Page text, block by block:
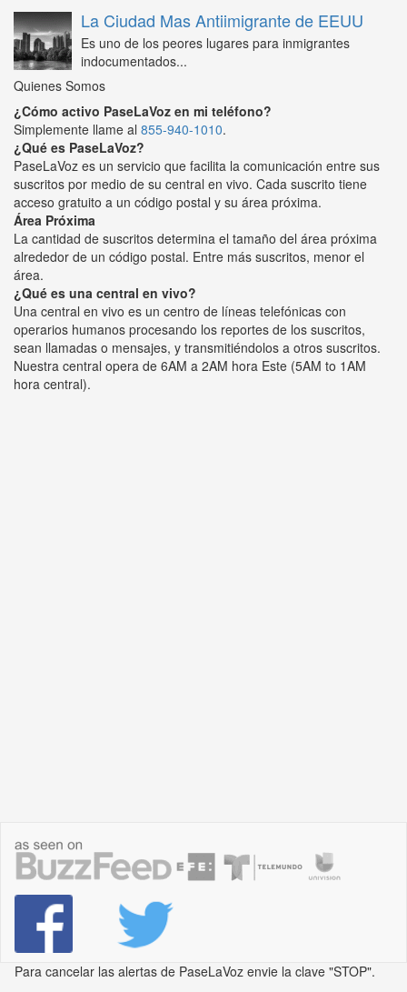
La Ciudad Mas Antiimigrante de EEUU
Es uno de los peores lugares para inmigrantes
indocumentados...
Quienes Somos
¿Cómo activo PaseLaVoz en mi teléfono?
Simplemente llame al 855-940-1010.
¿Qué es PaseLaVoz?
PaseLaVoz es un servicio que facilita la comunicación entre sus
suscritos por medio de su central en vivo. Cada suscrito tiene
acceso gratuito a un código postal y su área próxima.
Área Próxima
La cantidad de suscritos determina el tamaño del área próxima
alrededor de un código postal. Entre más suscritos, menor el
área.
¿Qué es una central en vivo?
Una central en vivo es un centro de líneas telefónicas con
operarios humanos procesando los reportes de los suscritos,
sean llamadas o mensajes, y transmitiéndolos a otros suscritos.
Nuestra central opera de 6AM a 2AM hora Este (5AM to 1AM
hora central).
Para cancelar las alertas de PaseLaVoz envie la clave "STOP".